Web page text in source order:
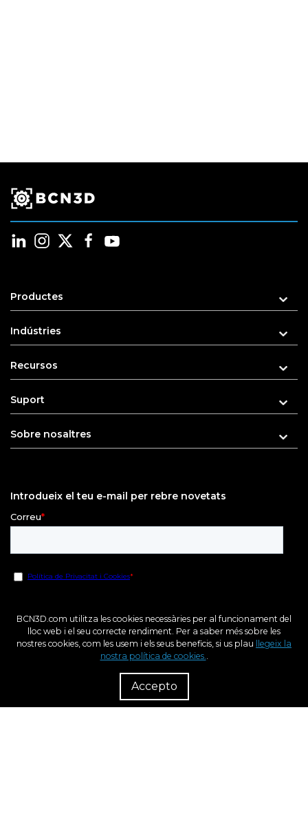
Productes
Indústries
Recursos
Suport
Sobre nosaltres
Introdueix el teu e-mail per rebre novetats
BCN3D.com utilitza les cookies necessàries per al funcionament del
lloc web i el seu correcte rendiment. Per a saber més sobre les
nostres cookies, com les usem i els seus beneficis, si us plau
llegeix la
nostra política de cookies..
Accepto